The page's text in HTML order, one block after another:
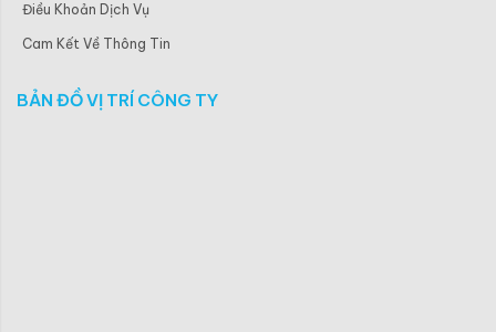
Điều Khoản Dịch Vụ
Cam Kết Về Thông Tin
BẢN ĐỒ VỊ TRÍ CÔNG TY